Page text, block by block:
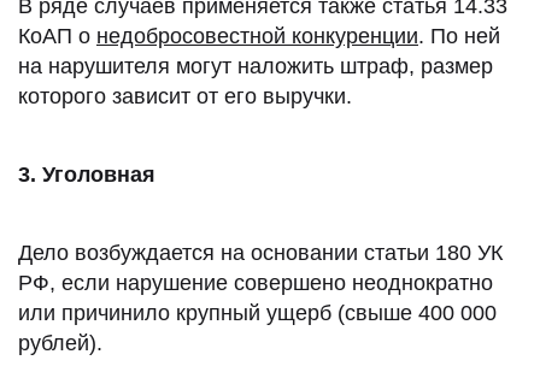
В ряде случаев применяется также статья 14.33
КоАП о недобросовестной конкуренции. По ней
на нарушителя могут наложить штраф, размер
которого зависит от его выручки.
3. Уголовная
Дело возбуждается на основании статьи 180 УК
РФ, если нарушение совершено неоднократно
или причинило крупный ущерб (свыше 400 000
рублей).